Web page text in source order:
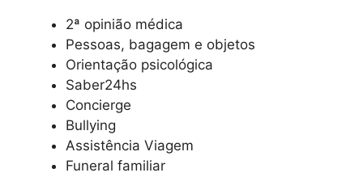
2ª opinião médica
Pessoas, bagagem e objetos
Orientação psicológica
Saber24hs
Concierge
Bullying
Assistência Viagem
Funeral familiar